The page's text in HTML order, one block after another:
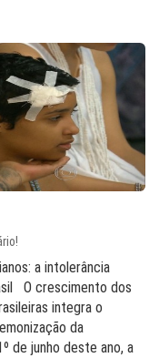
a intolerância
O crescimento dos
integra o
da
de junho deste ano, a